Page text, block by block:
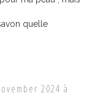
quelle
2024 à